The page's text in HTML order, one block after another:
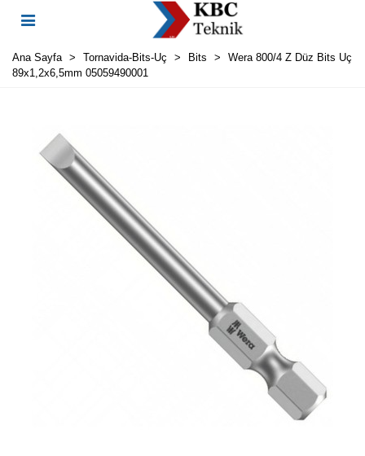
Ana Sayfa > Tornavida-Bits-Uç > Bits >
Wera 800/4 Z Düz Bits Uç
89x1,2x6,5mm 05059490001